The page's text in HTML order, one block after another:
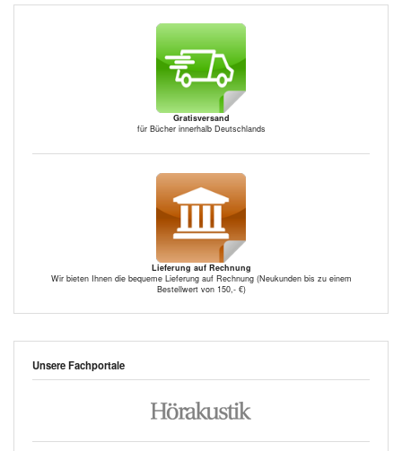
Gratisversand
für Bücher innerhalb Deutschlands
Lieferung auf Rechnung
Wir bieten Ihnen die bequeme Lieferung auf Rechnung (Neukunden bis zu einem
Bestellwert von 150,- €)
Unsere Fachportale